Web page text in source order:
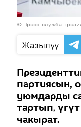
© Пресс-служба
Жазылуу
партиясын,
уюмдарды
тартып,
чакырат.